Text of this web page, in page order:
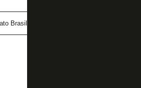
Brasileiro